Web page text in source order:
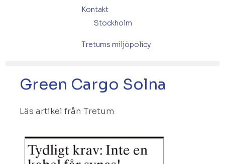
Kontakt
Stockholm
Tretums miljöpolicy
Green Cargo Solna
Läs artikel från Tretum